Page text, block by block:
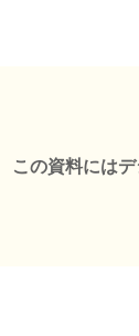
この資料には